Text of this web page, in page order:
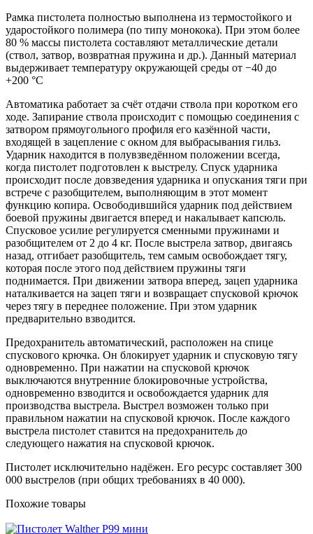
Рамка пистолета полностью выполнена из термостойкого и
ударостойкого полимера (по типу монокока). При этом более
80 % массы пистолета составляют металлические детали
(ствол, затвор, возвратная пружина и др.). Данный материал
выдерживает температуру окружающей среды от −40 до
+200 °C
Автоматика работает за счёт отдачи ствола при коротком его
ходе. Запирание ствола происходит с помощью соединения с
затвором прямоугольного профиля его казённой части,
входящей в зацепление с окном для выбрасывания гильз.
Ударник находится в полувзведённом положении всегда,
когда пистолет подготовлен к выстрелу. Спуск ударника
происходит после довзведения ударника и опускания тяги при
встрече с разобщителем, выполняющим в этот момент
функцию копира. Освободившийся ударник под действием
боевой пружины двигается вперед и накалывает капсюль.
Спусковое усилие регулируется сменными пружинами и
разобщителем от 2 до 4 кг. После выстрела затвор, двигаясь
назад, отгибает разобщитель, тем самым освобождает тягу,
которая после этого под действием пружины тяги
поднимается. При движении затвора вперед, зацеп ударника
наталкивается на зацеп тяги и возвращает спусковой крючок
через тягу в переднее положение. При этом ударник
предварительно взводится.
Предохранитель автоматический, расположен на спице
спускового крючка. Он блокирует ударник и спусковую тягу
одновременно. При нажатии на спусковой крючок
выключаются внутренние блокировочные устройства,
одновременно взводится и освобождается ударник для
производства выстрела. Выстрел возможен только при
правильном нажатии на спусковой крючок. После каждого
выстрела пистолет ставится на предохранитель до
следующего нажатия на спусковой крючок.
Пистолет исключительно надёжен. Его ресурс составляет 300
000 выстрелов (при общих требованиях в 40 000).
Похожие товары